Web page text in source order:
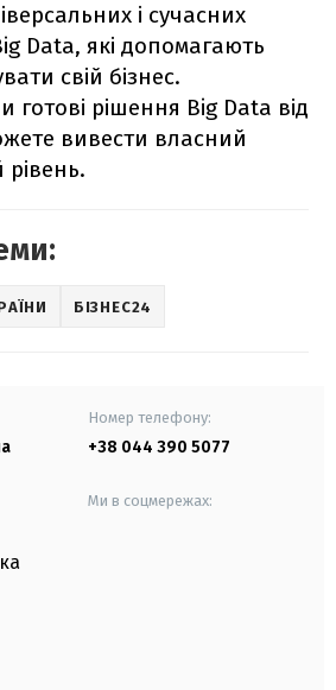
і сучасних
Data, які допомагають
свій бізнес.
готові рішення Big Data від
вивести власний
рівень.
БІЗНЕС24
Номер телефону:
+38 044 390 5077
Ми в соцмережах: